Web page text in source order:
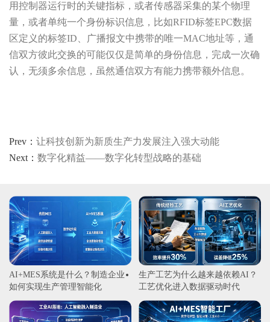
用控制器运行时的关键指标，或者传感器采集的某个物理
量，或者单纯一个身份标识信息，比如RFID标签EPC数据
区定义的标签ID、广播报文中携带的唯一MAC地址等，通
信双方彼此交换的可能仅仅是简单的身份信息，完成一次确
认，无须多余信息，虽然通信双方有能力携带额外信息。
Prev： 让科技创新为新质生产力发展注入强大动能
Next： 数字化精益——数字化转型战略的基础
AI+MES系统是什么？制造企业
如何实现生产管理智能化
生产工艺为什么越来越依赖AI？
工艺优化进入数据驱动时代